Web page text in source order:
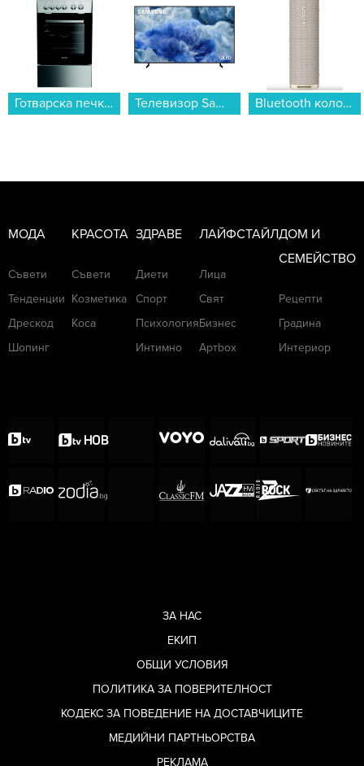
Телевизор Samsung QE43Q8FAAUXXH , 108 см, 3840x2160 UHD-4K , 43 inch, QLED ... Bluetooth колонка Xiaomi Sound Outdoor Gold S29H-GL QBH4370GL... Електрически скутер/тротинетка MANTA XRIDER CRUISER 12 (Детски ел. скутер)...
МОДА
Съвети
Тенденции
Дрескод
Шопинг
КРАСОТА
Съвети
Козметика
Коса
ЗДРАВЕ
Диети
Спорт
Психология
Интимно
ЛАЙФСТАЙЛ
Лица
Свят
Бизнес
Артbox
ДОМ И
СЕМЕЙСТВО
Рецепти
Градина
Интериор
ЗА НАС
ЕКИП
ОБЩИ УСЛОВИЯ
ПОЛИТИКА ЗА ПОВЕРИТЕЛНОСТ
КОДЕКС ЗА ПОВЕДЕНИЕ НА ДОСТАВЧИЦИТЕ
МЕДИЙНИ ПАРТНЬОРСТВА
РЕКЛАМА